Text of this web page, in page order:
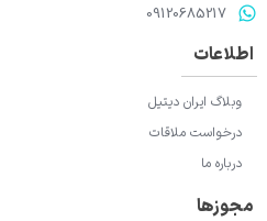
​​​​​​​09120685217​​​​​​​
اطلاعات
وبلاگ ایران دیتیل
درخواست ملاقات
درباره ما
مجوزها